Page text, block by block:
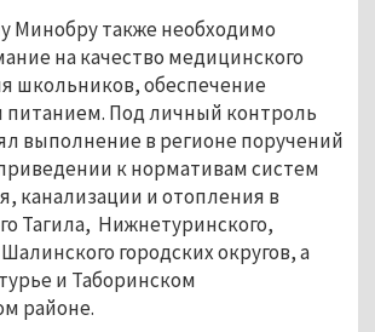
Минобру также необходимо
на качество медицинского
школьников, обеспечение
питанием. Под личный контроль
выполнение в регионе поручений
к нормативам систем
канализации и отопления в
Тагила, Нижнетуринского,
городских округов, а
и Таборинском
районе.